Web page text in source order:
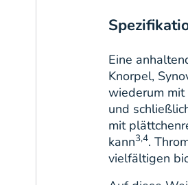
Eine
Knorpel,
wiederum mit
und
mit
kann3,4.
vielfältigen